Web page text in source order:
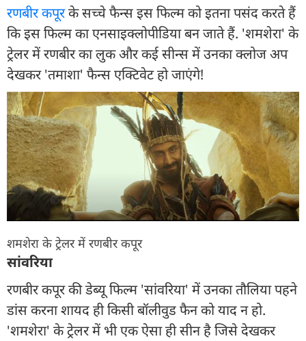
रणबीर कपूरके सच्चे फैन्स इस फिल्म को इतना पसंद करते हैं
कि इस फिल्म का एनसाइक्लोपीडिया बन जाते हैं. 'शमशेरा' के
ट्रेलर में रणबीर का लुक और कई सीन्स में उनका क्लोज अप
देखकर 'तमाशा' फैन्स एक्टिवेट हो जाएंगे!
शमशेरा के ट्रेलर में रणबीर कपूर
सांवरिया
रणबीर कपूर की डेब्यू फिल्म 'सांवरिया' में उनका तौलिया पहने
डांस करना शायद ही किसी बॉलीवुड फैन को याद न हो.
'शमशेरा' के ट्रेलर में भी एक ऐसा ही सीन है जिसे देखकर